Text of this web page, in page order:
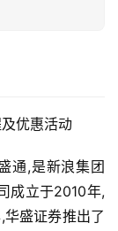
通,是新浪集团
成立于2010年,
盛证券推出了